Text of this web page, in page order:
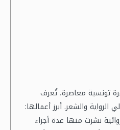
تونسية معاصرة، تُعرف
والشعر. أبرز أعمالها:
نشرت منها عدة أجزاء